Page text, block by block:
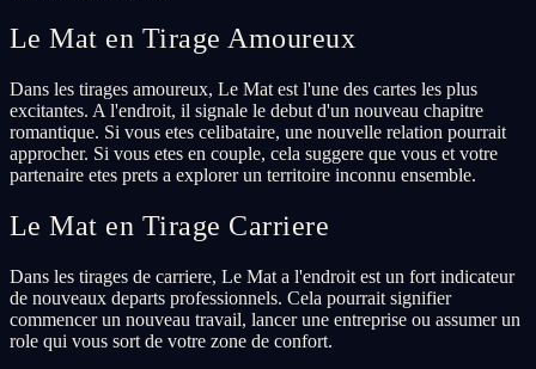
Le Mat en Tirage Amoureux
Dans les tirages amoureux, Le Mat est l'une des cartes les plus
excitantes. A l'endroit, il signale le debut d'un nouveau chapitre
romantique. Si vous etes celibataire, une nouvelle relation pourrait
approcher. Si vous etes en couple, cela suggere que vous et votre
partenaire etes prets a explorer un territoire inconnu ensemble.
Le Mat en Tirage Carriere
Dans les tirages de carriere, Le Mat a l'endroit est un fort indicateur
de nouveaux departs professionnels. Cela pourrait signifier
commencer un nouveau travail, lancer une entreprise ou assumer un
role qui vous sort de votre zone de confort.